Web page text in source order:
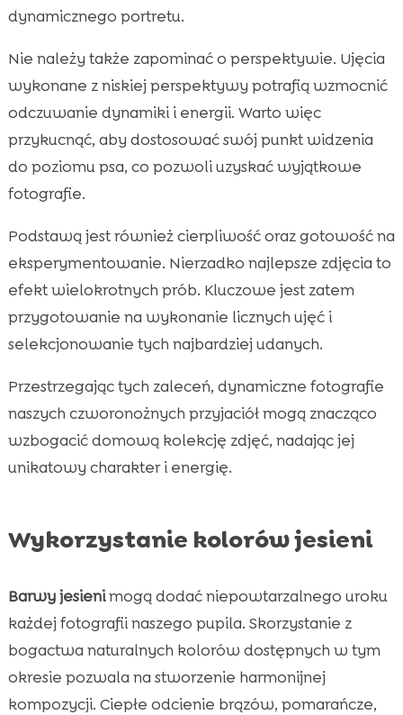
dynamicznego portretu.
Nie należy także zapominać o perspektywie. Ujęcia
wykonane z niskiej perspektywy potrafią wzmocnić
odczuwanie dynamiki i energii. Warto więc
przykucnąć, aby dostosować swój punkt widzenia
do poziomu psa, co pozwoli uzyskać wyjątkowe
fotografie.
Podstawą jest również cierpliwość oraz gotowość na
eksperymentowanie. Nierzadko najlepsze zdjęcia to
efekt wielokrotnych prób. Kluczowe jest zatem
przygotowanie na wykonanie licznych ujęć i
selekcjonowanie tych najbardziej udanych.
Przestrzegając tych zaleceń, dynamiczne fotografie
naszych czworonożnych przyjaciół mogą znacząco
wzbogacić domową kolekcję zdjęć, nadając jej
unikatowy charakter i energię.
Wykorzystanie kolorów jesieni
Barwy jesienimogą dodać niepowtarzalnego uroku
każdej fotografii naszego pupila. Skorzystanie z
bogactwa naturalnych kolorów dostępnych w tym
okresie pozwala na stworzenie harmonijnej
kompozycji. Ciepłe odcienie brązów, pomarańcze,